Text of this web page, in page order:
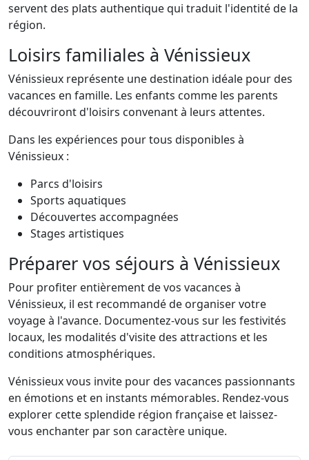
servent des plats authentique qui traduit l'identité de la
région.
Loisirs familiales à Vénissieux
Vénissieux représente une destination idéale pour des
vacances en famille. Les enfants comme les parents
découvriront d'loisirs convenant à leurs attentes.
Dans les expériences pour tous disponibles à
Vénissieux :
Parcs d'loisirs
Sports aquatiques
Découvertes accompagnées
Stages artistiques
Préparer vos séjours à Vénissieux
Pour profiter entièrement de vos vacances à
Vénissieux, il est recommandé de organiser votre
voyage à l'avance. Documentez-vous sur les festivités
locaux, les modalités d'visite des attractions et les
conditions atmosphériques.
Vénissieux vous invite pour des vacances passionnants
en émotions et en instants mémorables. Rendez-vous
explorer cette splendide région française et laissez-
vous enchanter par son caractère unique.